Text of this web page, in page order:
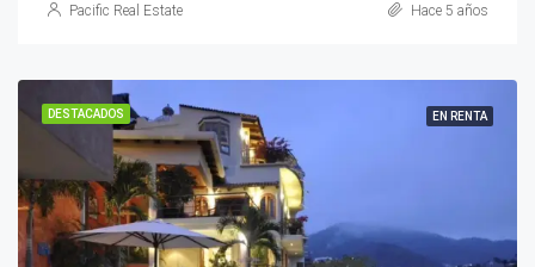
Pacific Real Estate Hace 5 años
DESTACADOS EN RENTA